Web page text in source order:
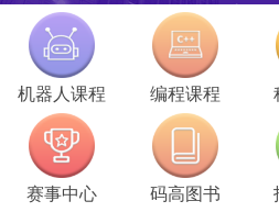
机器人课程 编程课程
赛事中心 码高图书